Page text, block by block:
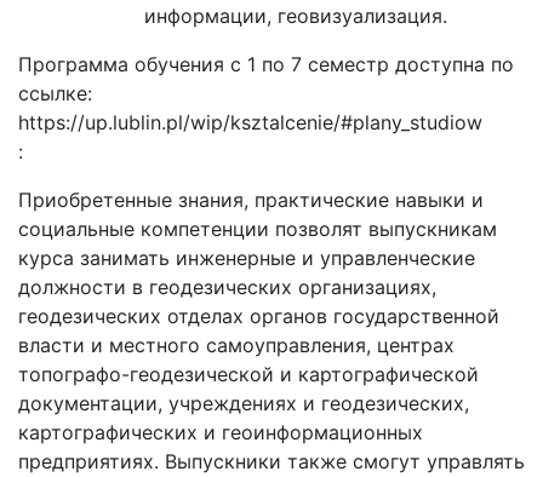
информации, геовизуализация.
Программа обучения с 1 по 7 семестр доступна по
ссылке:
https://up.lublin.pl/wip/ksztalcenie/#plany_studiow
:
Приобретенные знания, практические навыки и
социальные компетенции позволят выпускникам
курса занимать инженерные и управленческие
должности в геодезических организациях,
геодезических отделах органов государственной
власти и местного самоуправления, центрах
топографо-геодезической и картографической
документации, учреждениях и геодезических,
картографических и геоинформационных
предприятиях. Выпускники также смогут управлять